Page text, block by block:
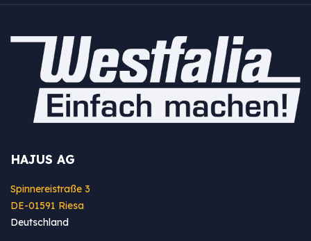
HAJUS AG
Spinnereistraße 3
DE-01591 Riesa
Deutschland